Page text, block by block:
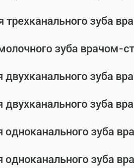
трехканального зуба
зуба врачом-
двухканального зуба
двухканального зуба
одноканального зуба
одноканального зуба